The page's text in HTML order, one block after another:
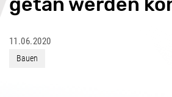
11.06.2020
Bauen